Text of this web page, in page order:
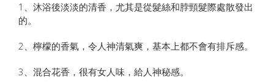
1、沐浴後淡淡的清香，尤其是從髮絲和脖頸髮際處散發出
的。
2、檸檬的香氣，令人神清氣爽，基本上都不會有排斥感。
3、混合花香，很有女人味，給人神秘感。